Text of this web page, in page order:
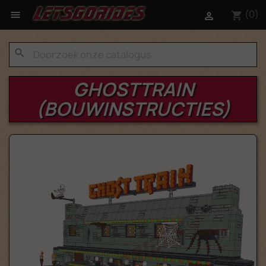
 shopping_cart (0)

search
GHOSTTRAIN
(BOUWINSTRUCTIES)